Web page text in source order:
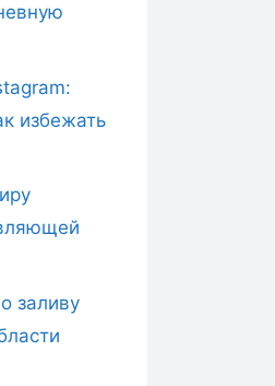
избежать
заливу